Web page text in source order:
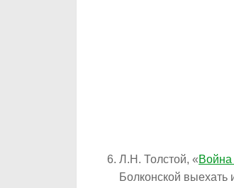
Л.Н. Толстой, «
Болконской выехать